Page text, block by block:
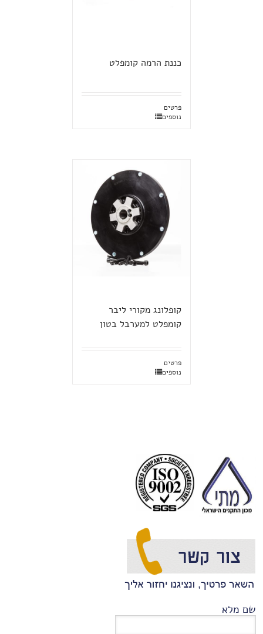
כננת הרמה קומפלט
פרטים
נוספים
קופלונג מקורי ליבר
קומפלט למערבל בטון
פרטים
נוספים
שם מלא